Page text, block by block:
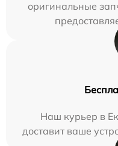
оригинальные
Наш курьер в
доставит ваше